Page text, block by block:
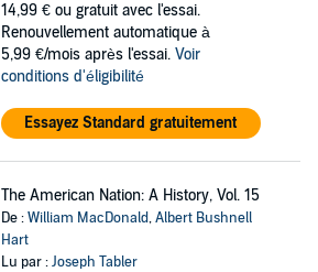
14,99 € ou gratuit avec l'essai.
Renouvellement automatique à
5,99 €/mois après l'essai. Voir
conditions d'éligibilité
Essayez Standard gratuitement
The American Nation: A History, Vol. 15
De :William MacDonald,Albert Bushnell
Hart
Lu par :Joseph Tabler